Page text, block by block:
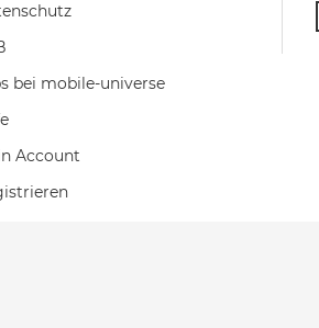
bei mobile-universe
Account